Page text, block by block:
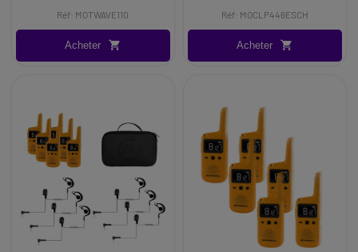
Réf: MOTWAVE110
Acheter
Réf: MOCLP446ESCH
Acheter